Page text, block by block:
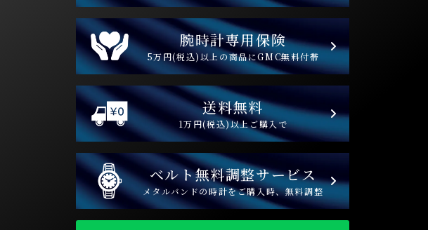
腕時計専用保険
5万円(税込)以上の商品にGMC無料付帯
送料無料
1万円(税込)以上ご購入で
ベルト無料調整サービス
メタルバンドの時計をご購入時、無料調整